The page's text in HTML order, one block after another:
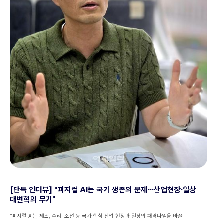
[단독 인터뷰] "피지컬 AI는 국가 생존의 문제···산업현장·일상
대변혁의 무기"
“피지컬 AI는 제조, 수리, 조선 등 국가 핵심 산업 현장과 일상의 패러다임을 바꿀